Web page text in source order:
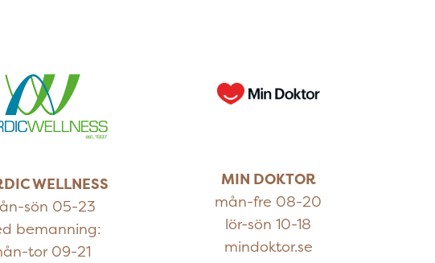
WELLNESS
sön 05-23
bemanning:
tor 09-21
MIN DOKTOR
mån-fre 08-20
lör-sön 10-18
mindoktor.se